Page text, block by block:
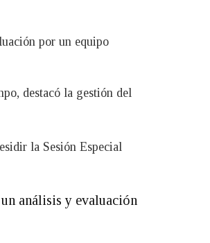
por un equipo
destacó la gestión del
la Sesión Especial
análisis y evaluación